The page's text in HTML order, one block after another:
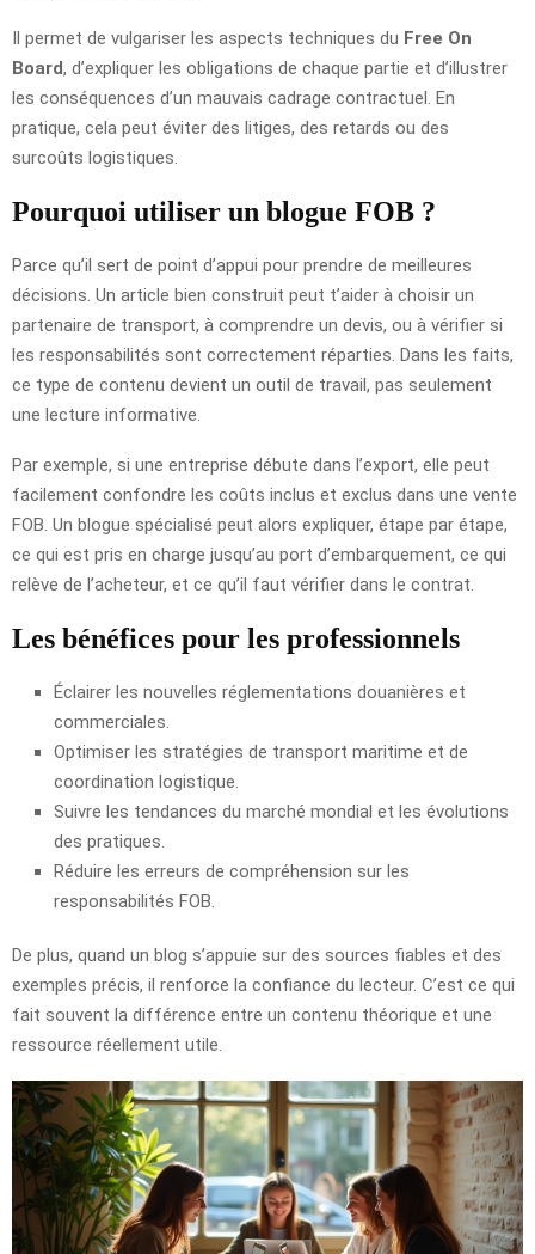
Il permet de vulgariser les aspects techniques du Free On
Board, d’expliquer les obligations de chaque partie et d’illustrer
les conséquences d’un mauvais cadrage contractuel. En
pratique, cela peut éviter des litiges, des retards ou des
surcoûts logistiques.
Pourquoi utiliser un blogue FOB ?
Parce qu’il sert de point d’appui pour prendre de meilleures
décisions. Un article bien construit peut t’aider à choisir un
partenaire de transport, à comprendre un devis, ou à vérifier si
les responsabilités sont correctement réparties. Dans les faits,
ce type de contenu devient un outil de travail, pas seulement
une lecture informative.
Par exemple, si une entreprise débute dans l’export, elle peut
facilement confondre les coûts inclus et exclus dans une vente
FOB. Un blogue spécialisé peut alors expliquer, étape par étape,
ce qui est pris en charge jusqu’au port d’embarquement, ce qui
relève de l’acheteur, et ce qu’il faut vérifier dans le contrat.
Les bénéfices pour les professionnels
Éclairer les nouvelles réglementations douanières et
commerciales.
Optimiser les stratégies de transport maritime et de
coordination logistique.
Suivre les tendances du marché mondial et les évolutions
des pratiques.
Réduire les erreurs de compréhension sur les
responsabilités FOB.
De plus, quand un blog s’appuie sur des sources fiables et des
exemples précis, il renforce la confiance du lecteur. C’est ce qui
fait souvent la différence entre un contenu théorique et une
ressource réellement utile.